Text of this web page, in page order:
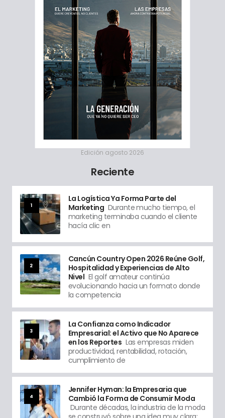
Edición agosto 2026
Reciente
1
La Logística Ya Forma Parte del
Marketing Durante mucho tiempo, el
marketing terminaba cuando el cliente
hacía clic en
2
Cancún Country Open 2026 Reúne Golf,
Hospitalidad y Experiencias de Alto
Nivel El golf amateur continúa
evolucionando hacia un formato donde
la competencia
3
La Confianza como Indicador
Empresarial: el Activo que No Aparece
en los Reportes Las empresas miden
productividad, rentabilidad, rotación,
cumplimiento de
4
Jennifer Hyman: la Empresaria que
Cambió la Forma de Consumir Moda
Durante décadas, la industria de la moda